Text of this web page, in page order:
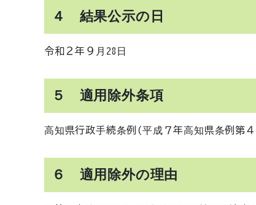
４ 結果公示の日
令和２年９月28日
５ 適用除外条項
高知県行政手続条例(平成７年高知県条例第
６ 適用除外の理由